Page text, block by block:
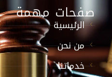
صفحات مهمة
الرئيسية
من نحن
خدماتنا